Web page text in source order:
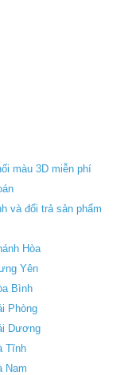
màu 3D miễn phí
và đổi trả sản phẩm
Hòa
Yên
Bình
Phòng
Dương
Tĩnh
Nam